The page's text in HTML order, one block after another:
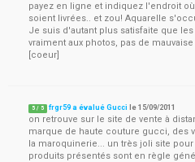
payez en ligne et indiquez l'endroit
soient livrées.. et zou! Aquarelle
Je suis d'autant plus satisfaite que
vraiment aux photos, pas de
[coeur]
5 / 5 frgr59 a évalué Gucci le15/09/2011
on retrouve sur le site de vente à
marque de haute couture gucci, des
la maroquinerie... un très joli site
produits présentés sont en règle